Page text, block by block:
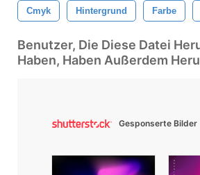
Cmyk Hintergrund Farbe
Benutzer, Die Diese Datei
Haben, Haben Außerdem
Gesponserte Bilder